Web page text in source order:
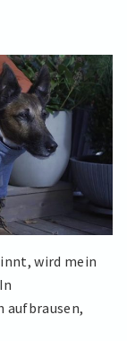
wird mein
aufbrausen,